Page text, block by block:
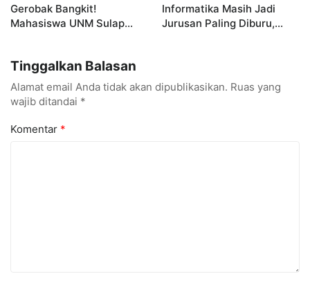
Gerobak Bangkit!
Mahasiswa UNM Sulap
Informatika Masih Jadi
Jurusan Paling Diburu,
Tinggalkan Balasan
Alamat email Anda tidak akan dipublikasikan. Ruas yang
wajib ditandai *
Komentar *